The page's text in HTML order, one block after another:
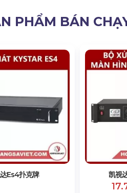
PHẨM BÁN
Es4扑克牌 凯视